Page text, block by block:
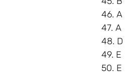
46. A
47. A
48. D
49. E
50. E